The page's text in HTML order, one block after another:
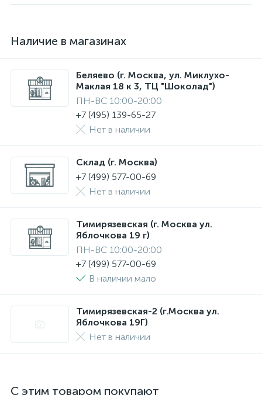
Наличие в магазинах
Беляево (г. Москва, ул. Миклухо-
Маклая 18 к 3, ТЦ "Шоколад")
ПН-ВС 10:00-20:00
+7 (495) 139-65-27
Нет в наличии
Склад (г. Москва)
+7 (499) 577-00-69
Нет в наличии
Тимирязевская (г. Москва ул.
Яблочкова 19 г)
ПН-ВС 10:00-20:00
+7 (499) 577-00-69
В наличии мало
Тимирязевская-2 (г.Москва ул.
Яблочкова 19Г)
Нет в наличии
С этим товаром покупают